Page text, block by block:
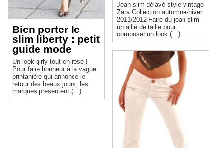
Bien porter le
slim liberty : petit
guide mode
Un look girly tout en rose !
Pour faire honneur à la vague
printanière qui annonce le
retour des beaux jours, les
marques présentent (…)
Jean slim délavé style vintage
Zara Collection automne-hiver
2011/2012 Faire du jean slim
un allié de taille pour
composer un look (…)